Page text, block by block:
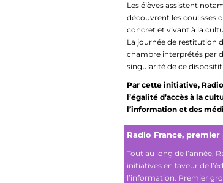
Les élèves assistent
découvrent les coulisses
concret et vivant à la
La journée de restitution
chambre interprétés par
singularité de ce
Par cette initiative,
l’égalité d’accès à la
l’information et des
Radio France,
Tout au long de l’année,
initiatives en faveur de
l’information. Premier